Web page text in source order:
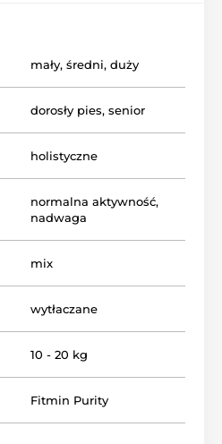
(np. B12 i tiamina).
cynk, niezbędny dla
mały, średni, duży
dorosły pies, senior
holistyczne
normalna aktywność,
nadwaga
mix
wytłaczane
10 - 20 kg
Fitmin Purity